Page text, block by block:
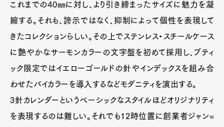
これまでの40㎜に対し、より引き締まったサイズに魅力を凝
縮する。それも、誇示ではなく、抑制によって個性を表現して
きたコレクションらしい。その上でステンレス・スチールケース
に艶やかなサーモンカラーの文字盤を初めて採用し、ブティ
ック限定ではイエローゴールドの針やインデックスを組み合
わせたバイカラーを導入するなどモダニティを演出する。
3針カレンダーというベーシックなスタイルほどオリジナリティ
を表現するのは難しい。それでも12時位置に創業者ジャン=